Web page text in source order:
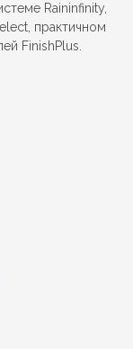
Raininfinity,
практичном
FinishPlus.